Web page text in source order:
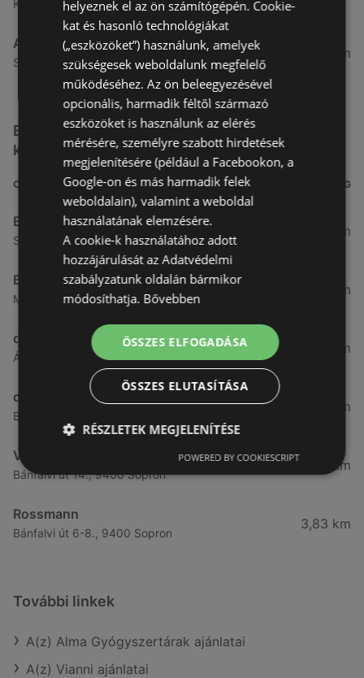
Kertekalja u. 1, 9437 Hegykő
Alma Gyógyszertárak
Szabadság u. 31, 9431 Fertőd
27,8 km
Egyéb Kozmetikumok és Drogéria üzletek a
közelben
CÍM TÁVOLSÁG
Benu Gyógyszertárak
Soproni utca 18., 9423 Ágfalva
0,27 km
Benu Gyógyszertárak
Malompatak U.10, 9400 Sopron
2,55 km
dm
Ágfalvi út 4, 9400, 9400 Sopron
3,26 km
dm
Besenyő u. 23, 9400 Sopron
3,28 km
Vianni
Bánfalvi út 14., 9400 Sopron
3,57 km
Rossmann
Bánfalvi út 6-8., 9400 Sopron
3,83 km
További linkek
A(z) Alma Gyógyszertárak ajánlatai
A(z) Vianni ajánlatai
helyeznek el az ön számítógépén. Cookie-
kat és hasonló technológiákat
(„eszközöket”) használunk, amelyek
szükségesek weboldalunk megfelelő
működéséhez. Az ön beleegyezésével
opcionális, harmadik féltől származó
eszközöket is használunk az elérés
mérésére, személyre szabott hirdetések
megjelenítésére (például a Facebookon, a
Google-on és más harmadik felek
weboldalain), valamint a weboldal
használatának elemzésére.
A cookie-k használatához adott
hozzájárulását az Adatvédelmi
szabályzatunk oldalán bármikor
módosíthatja. Bővebben
ÖSSZES ELFOGADÁSA
ÖSSZES ELUTASÍTÁSA
RÉSZLETEK MEGJELENÍTÉSE
POWERED BY COOKIESCRIPT